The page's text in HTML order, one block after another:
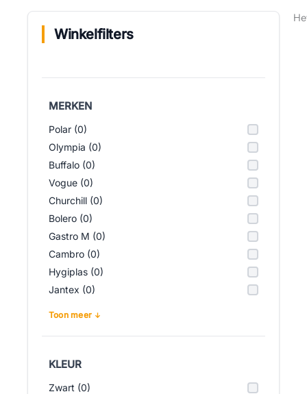
Winkelfilters
MERKEN
Polar (0)
Olympia (0)
Buffalo (0)
Vogue (0)
Churchill (0)
Bolero (0)
Gastro M (0)
Cambro (0)
Hygiplas (0)
Jantex (0)
Toon meer
KLEUR
Zwart (0)